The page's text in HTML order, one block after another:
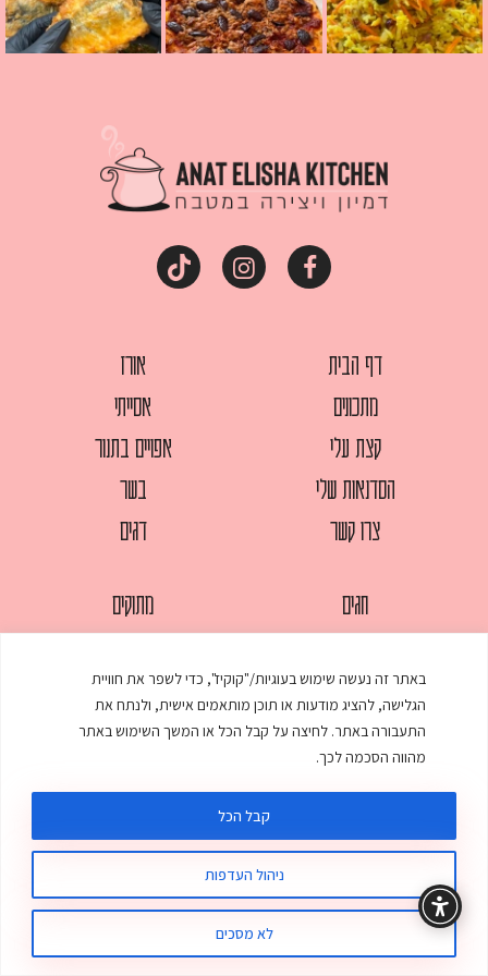
באתר זה נעשה שימוש בעוגיות/"קוקיז", כדי לשפר את חוויית
הגלישה, להציג מודעות או תוכן מותאמים אישית, ולנתח את
התעבורה באתר. לחיצה על קבל הכל או המשך השימוש באתר
מהווה הסכמה לכך.
ניהול העדפות
לא מסכים
קבל הכל
דף הבית
מתכונים
קצת עלי
הסדנאות שלי
צרו קשר
אורז
אסייתי
אפויים בתנור
בשר
דגים
חגים
מאפים
ממולאים
מרקים
מתוקים
עוגות
עוף
© כל הזכויות שמורות לענת אלישע | עיצוב ובניית אתר
תקנון האתר מדיניות פרטיות